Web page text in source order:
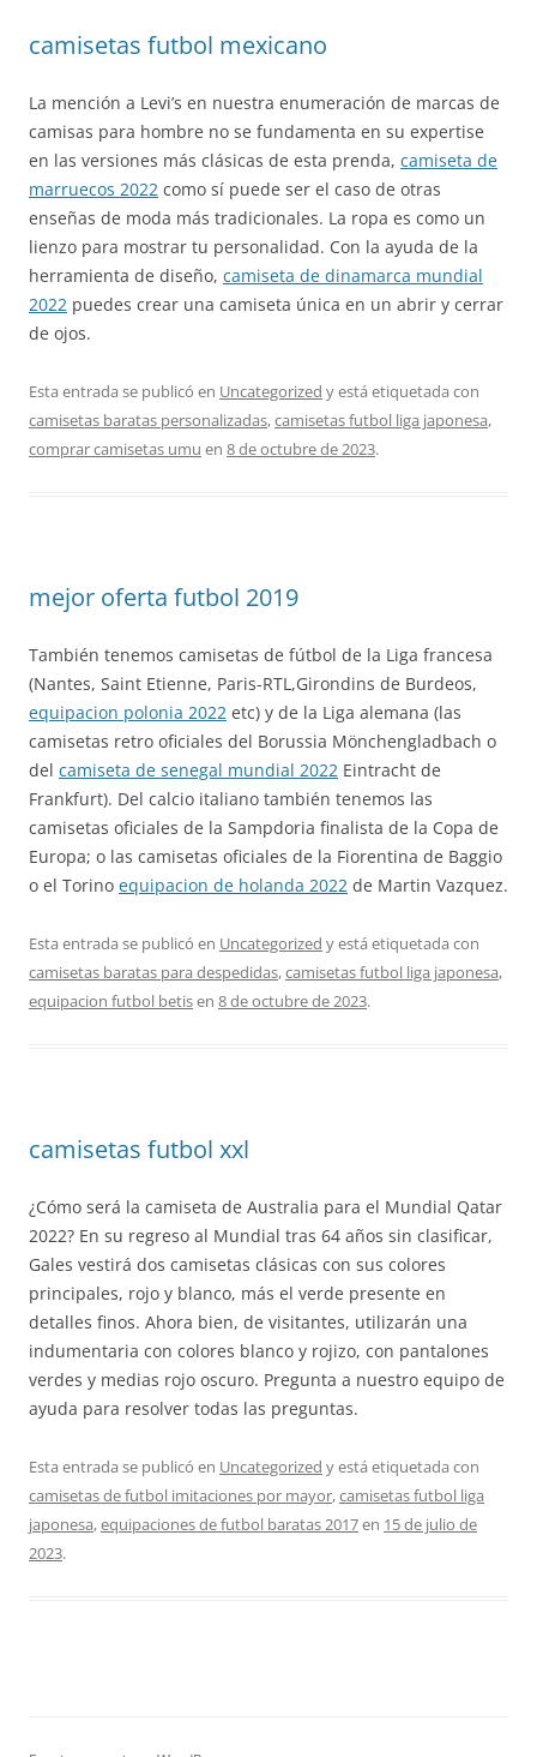
camisetas futbol mexicano
La mención a Levi’s en nuestra enumeración de marcas de
camisas para hombre no se fundamenta en su expertise
en las versiones más clásicas de esta prenda, camiseta de
marruecos 2022 como sí puede ser el caso de otras
enseñas de moda más tradicionales. La ropa es como un
lienzo para mostrar tu personalidad. Con la ayuda de la
herramienta de diseño, camiseta de dinamarca mundial
2022 puedes crear una camiseta única en un abrir y cerrar
de ojos.
Esta entrada se publicó en Uncategorized y está etiquetada con
camisetas baratas personalizadas,camisetas futbol liga japonesa,
comprar camisetas umu en 8 de octubre de 2023.
mejor oferta futbol 2019
También tenemos camisetas de fútbol de la Liga francesa
(Nantes, Saint Etienne, Paris-RTL,Girondins de Burdeos,
equipacion polonia 2022 etc) y de la Liga alemana (las
camisetas retro oficiales del Borussia Mönchengladbach o
del camiseta de senegal mundial 2022 Eintracht de
Frankfurt). Del calcio italiano también tenemos las
camisetas oficiales de la Sampdoria finalista de la Copa de
Europa; o las camisetas oficiales de la Fiorentina de Baggio
o el Torino equipacion de holanda 2022 de Martin Vazquez.
Esta entrada se publicó en Uncategorized y está etiquetada con
camisetas baratas para despedidas,camisetas futbol liga japonesa,
equipacion futbol betisen 8 de octubre de 2023.
camisetas futbol xxl
¿Cómo será la camiseta de Australia para el Mundial Qatar
2022? En su regreso al Mundial tras 64 años sin clasificar,
Gales vestirá dos camisetas clásicas con sus colores
principales, rojo y blanco, más el verde presente en
detalles finos. Ahora bien, de visitantes, utilizarán una
indumentaria con colores blanco y rojizo, con pantalones
verdes y medias rojo oscuro. Pregunta a nuestro equipo de
ayuda para resolver todas las preguntas.
Esta entrada se publicó en Uncategorized y está etiquetada con
camisetas de futbol imitaciones por mayor,camisetas futbol liga
japonesa,equipaciones de futbol baratas 2017en 15 de julio de
2023.